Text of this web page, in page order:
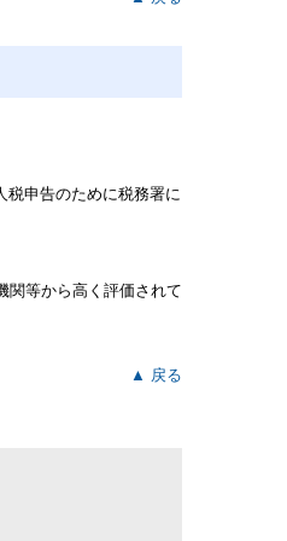
税申告のために税務署に
関等から高く評価されて
▲ 戻る